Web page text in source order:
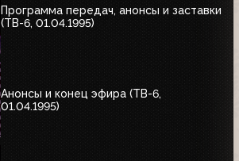
Программа передач, анонсы и заставки
(ТВ-6, 01.04.1995)
Анонсы и конец эфира (ТВ-6,
01.04.1995)